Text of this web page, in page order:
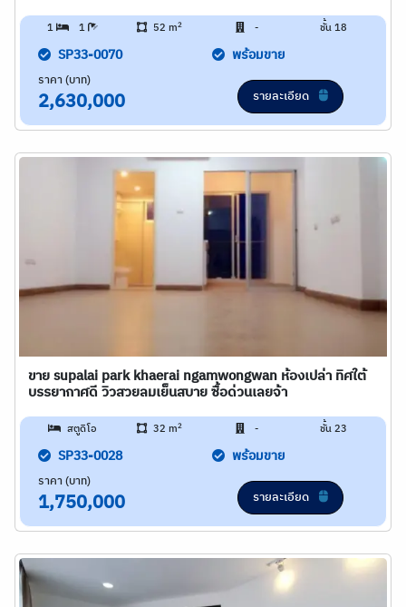
1 1 52 m2 - ชั้น 18
SP33-0070 พร้อมขาย
ราคา (บาท)
2,630,000 รายละเอียด
ขาย supalai park khaerai ngamwongwan ห้องเปล่า ทิศใต้
บรรยากาศดี วิวสวยลมเย็นสบาย ซื้อด่วนเลยจ้า
สตูดิโอ 32 m2 - ชั้น 23
SP33-0028 พร้อมขาย
ราคา (บาท)
1,750,000 รายละเอียด